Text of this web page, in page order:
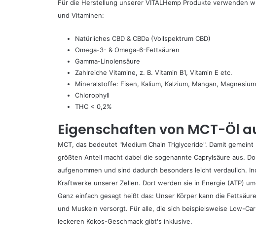
Für die Herstellung unserer VITALHemp Produkte verwenden
und Vitaminen:
Natürliches CBD & CBDa (Vollspektrum CBD)
Omega-3- & Omega-6-Fettsäuren
Gamma-Linolensäure
Zahlreiche Vitamine, z. B. Vitamin B1, Vitamin E etc.
Mineralstoffe: Eisen, Kalium, Kalzium, Mangan,
Chlorophyll
THC < 0,2%
Eigenschaften von MCT-Öl
MCT, das bedeutet "Medium Chain Triglyceride". Damit
größten Anteil macht dabei die sogenannte Caprylsäure aus.
aufgenommen und sind dadurch besonders leicht verdaulich.
Kraftwerke unserer Zellen. Dort werden sie in Energie (ATP)
Ganz einfach gesagt heißt das: Unser Körper kann die
und Muskeln versorgt. Für alle, die sich beispielsweise Low-
leckeren Kokos-Geschmack gibt's inklusive.